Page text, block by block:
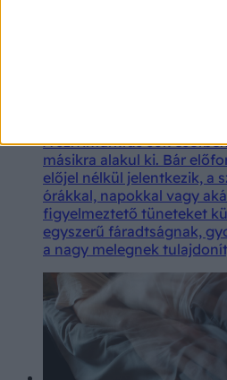
A szívinfarktus sok
másikra alakul ki. Bár
előjel nélkül jelentkezik, a
órákkal, napokkal vagy
figyelmeztető tüneteket
egyszerű fáradtságnak,
a nagy melegnek